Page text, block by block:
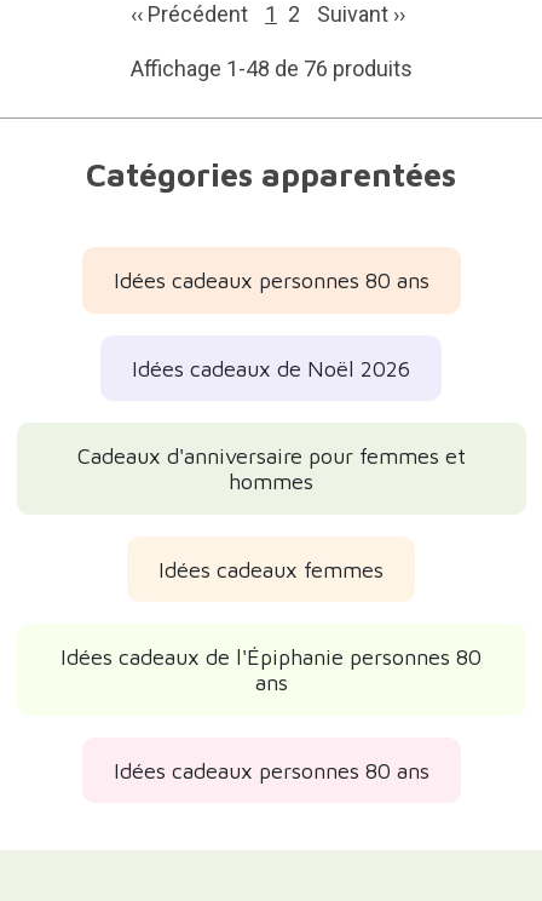
‹‹ Précédent 1 2 Suivant ››
Affichage 1-48 de 76 produits
Catégories apparentées
Idées cadeaux personnes 80 ans
Idées cadeaux de Noël 2026
Cadeaux d'anniversaire pour femmes et
hommes
Idées cadeaux femmes
Idées cadeaux de l'Épiphanie personnes 80
ans
Idées cadeaux personnes 80 ans